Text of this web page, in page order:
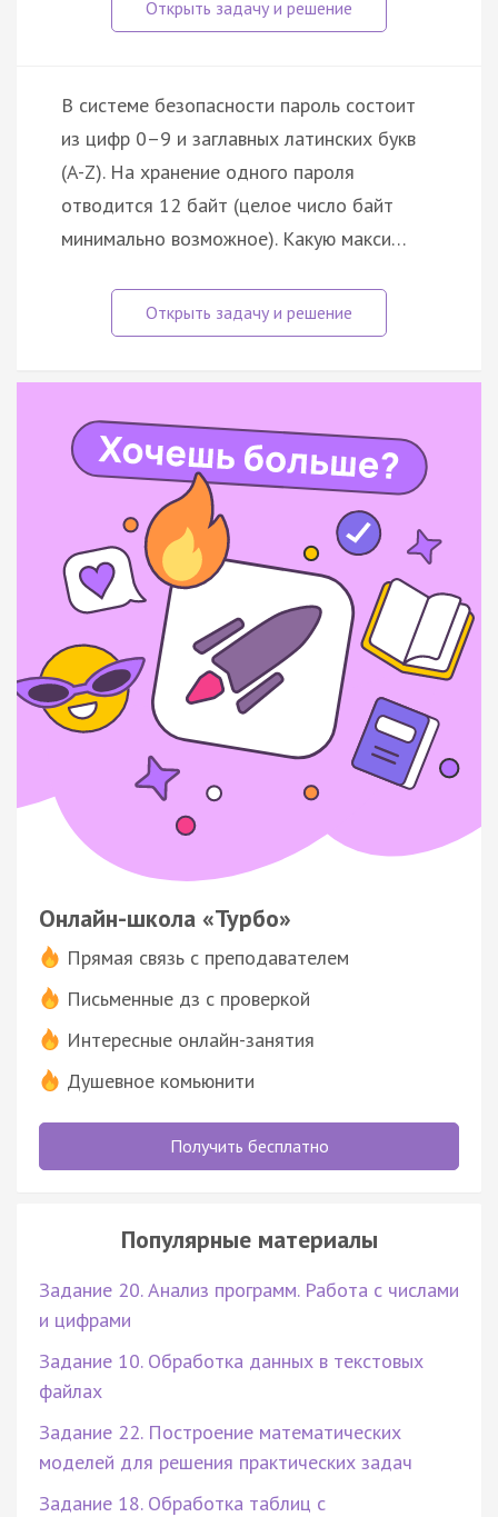
В системе безопасности пароль состоит
из цифр 0–9 и заглавных латинских букв
(A-Z). На хранение одного пароля
отводится 12 байт (целое число байт
минимально возможное). Какую макси…
Онлайн-школа «Турбо»
Прямая связь с преподавателем
Письменные дз с проверкой
Интересные онлайн-занятия
Душевное комьюнити
Получить бесплатно
Популярные материалы
Задание 20. Анализ программ. Работа с числами
и цифрами
Задание 10. Обработка данных в текстовых
файлах
Задание 22. Построение математических
моделей для решения практических задач
Задание 18. Обработка таблиц с